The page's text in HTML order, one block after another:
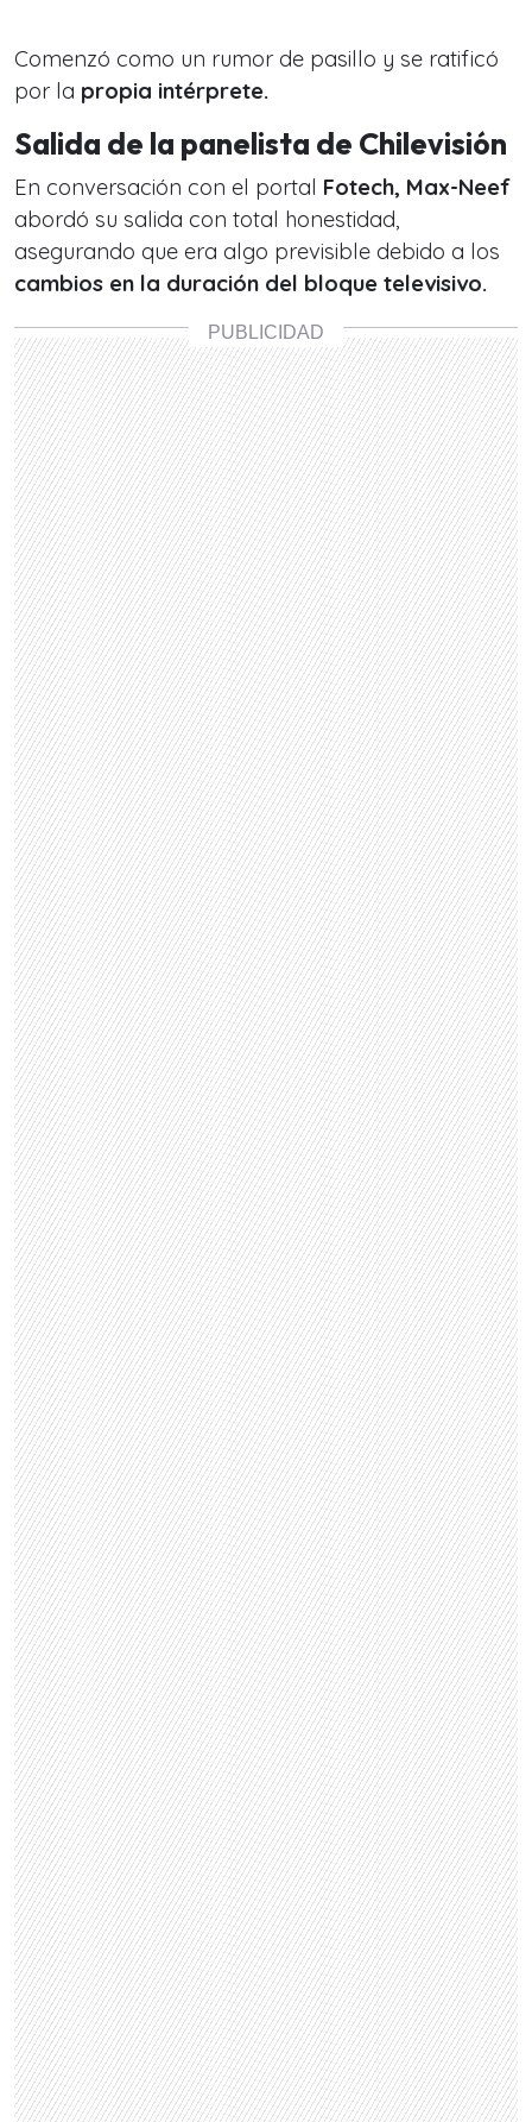
Comenzó como un rumor de pasillo y se ratificó
por la propia intérprete.
Salida de la panelista de Chilevisión
En conversación con el portal Fotech, Max-Neef
abordó su salida con total honestidad,
asegurando que era algo previsible debido a los
cambios en la duración del bloque televisivo.